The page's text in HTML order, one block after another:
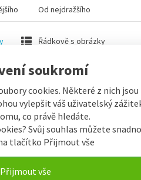
soukromí
cookies. Některé z nich
vylepšit váš uživatelský
co právě hledáte.
Svůj souhlas můžete
tlačítko Přijmout vše
Přijmout vše
Od nejdražšího
Řádkově s obrázky
SKLADEM